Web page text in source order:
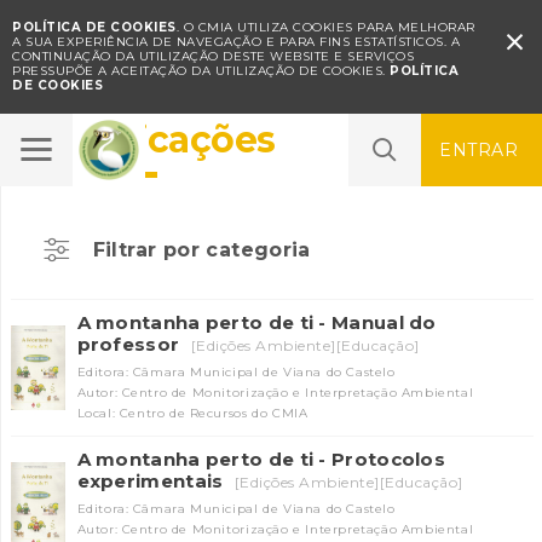
POLÍTICA DE COOKIES. O CMIA UTILIZA COOKIES PARA MELHORAR
A SUA EXPERIÊNCIA DE NAVEGAÇÃO E PARA FINS ESTATÍSTICOS. A
CONTINUAÇÃO DA UTILIZAÇÃO DESTE WEBSITE E SERVIÇOS
PRESSUPÕE A ACEITAÇÃO DA UTILIZAÇÃO DE COOKIES. POLÍTICA
DE COOKIES

ENTRAR
Publicações
Filtrar por categoria
A montanha perto de ti - Manual do
professor
[Edições Ambiente][Educação]
Editora: Câmara Municipal de Viana do Castelo
Autor: Centro de Monitorização e Interpretação Ambiental
Local: Centro de Recursos do CMIA
A montanha perto de ti - Protocolos
experimentais
[Edições Ambiente][Educação]
Editora: Câmara Municipal de Viana do Castelo
Autor: Centro de Monitorização e Interpretação Ambiental